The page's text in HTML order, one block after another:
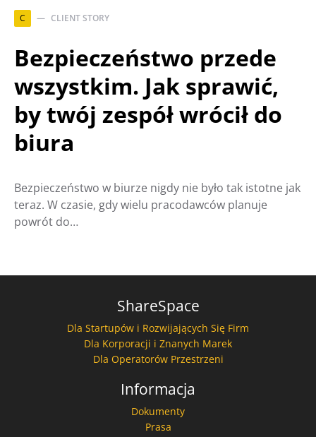
C CLIENT STORY
Bezpieczeństwo przede
wszystkim. Jak sprawić,
by twój zespół wrócił do
biura
Bezpieczeństwo w biurze nigdy nie było tak istotne jak
teraz. W czasie, gdy wielu pracodawców planuje
powrót do…
ShareSpace
Dla Startupów i Rozwijających Się Firm
Dla Korporacji i Znanych Marek
Dla Operatorów Przestrzeni
Informacja
Dokumenty
Prasa